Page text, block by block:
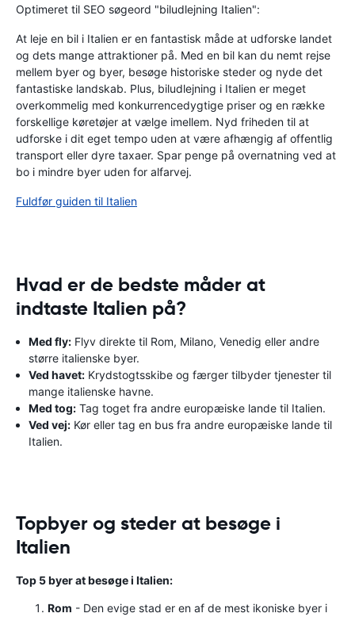
Optimeret til SEO søgeord "biludlejning Italien":
At leje en bil i Italien er en fantastisk måde at udforske landet
og dets mange attraktioner på. Med en bil kan du nemt rejse
mellem byer og byer, besøge historiske steder og nyde det
fantastiske landskab. Plus, biludlejning i Italien er meget
overkommelig med konkurrencedygtige priser og en række
forskellige køretøjer at vælge imellem. Nyd friheden til at
udforske i dit eget tempo uden at være afhængig af offentlig
transport eller dyre taxaer. Spar penge på overnatning ved at
bo i mindre byer uden for alfarvej.
Fuldfør guiden til Italien
Hvad er de bedste måder at
indtaste Italien på?
Med fly: Flyv direkte til Rom, Milano, Venedig eller andre
større italienske byer.
Ved havet: Krydstogtsskibe og færger tilbyder tjenester til
mange italienske havne.
Med tog: Tag toget fra andre europæiske lande til Italien.
Ved vej: Kør eller tag en bus fra andre europæiske lande til
Italien.
Topbyer og steder at besøge i
Italien
Top 5 byer at besøge i Italien:
Rom - Den evige stad er en af ​​de mest ikoniske byer i